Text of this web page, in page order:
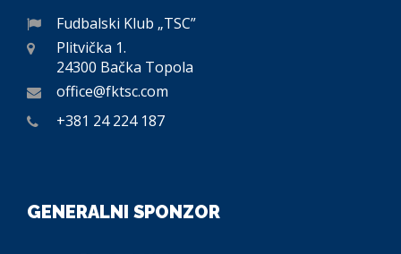
Fudbalski Klub „TSC”
Plitvička 1.
24300 Bačka Topola
office@fktsc.com
+381 24 224 187
GENERALNI SPONZOR